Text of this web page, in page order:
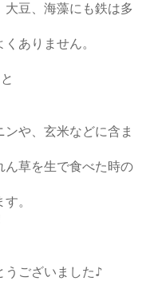
豆、海藻にも鉄は多
ありません。
や、玄米などに含ま
ん草を生で食べた時の
。
うございました♪